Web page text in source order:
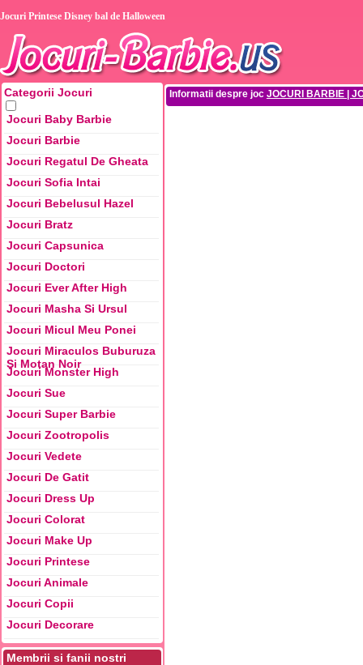
Jocuri Printese Disney bal de Halloween
Categorii Jocuri
Jocuri Baby Barbie
Jocuri Barbie
Jocuri Regatul De Gheata
Jocuri Sofia Intai
Jocuri Bebelusul Hazel
Jocuri Bratz
Jocuri Capsunica
Jocuri Doctori
Jocuri Ever After High
Jocuri Masha Si Ursul
Jocuri Micul Meu Ponei
Jocuri Miraculos Buburuza
Si Motan Noir
Jocuri Monster High
Jocuri Sue
Jocuri Super Barbie
Jocuri Zootropolis
Jocuri Vedete
Jocuri De Gatit
Jocuri Dress Up
Jocuri Colorat
Jocuri Make Up
Jocuri Printese
Jocuri Animale
Jocuri Copii
Jocuri Decorare
Membrii si fanii nostri
Informatii despre joc JOCURI BARBIE |